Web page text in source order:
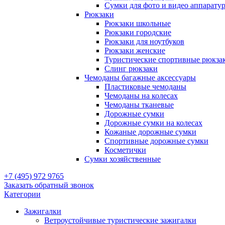
Сумки для фото и видео
Рюкзаки
Рюкзаки школьные
Рюкзаки городские
Рюкзаки для ноутбуков
Рюкзаки женские
Туристические спортивные
Слинг рюкзаки
Чемоданы багажные аксессуары
Пластиковые чемоданы
Чемоданы на колесах
Чемоданы тканевые
Дорожные сумки
Дорожные сумки на колесах
Кожаные дорожные сумки
Спортивные дорожные сумки
Косметички
Сумки хозяйственные
+7 (495) 972 9765
Заказать обратный звонок
Категории
Зажигалки
Ветроустойчивые туристические зажигалки